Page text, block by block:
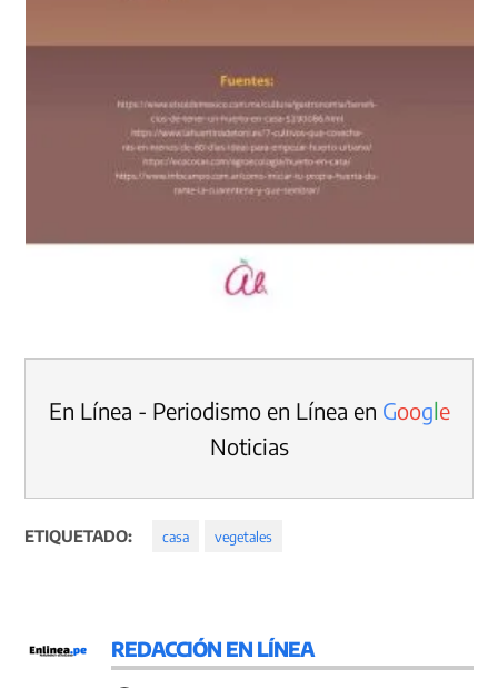
En Línea - Periodismo en Línea en Google
Noticias
ETIQUETADO: casa vegetales
REDACCIÓN EN LÍNEA